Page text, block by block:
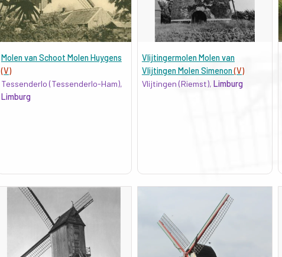
Molen van Schoot Molen Huygens
(V)
Tessenderlo (Tessenderlo-Ham),
Limburg
Vlijtingermolen Molen van
Vlijtingen Molen Simenon(V)
Vlijtingen (Riemst), Limburg